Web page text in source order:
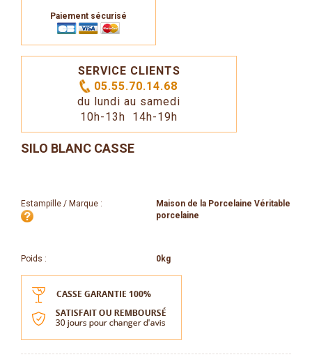
Paiement sécurisé
SERVICE CLIENTS
05.55.70.14.68
du lundi au samedi
10h-13h 14h-19h
SILO BLANC CASSE
Estampille / Marque :
Maison de la Porcelaine Véritable
porcelaine
Poids : 0kg